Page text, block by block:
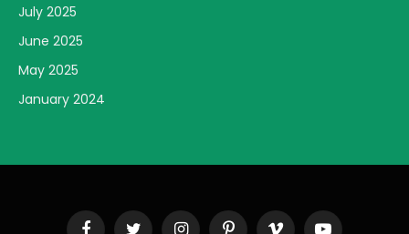
July 2025
June 2025
May 2025
January 2024